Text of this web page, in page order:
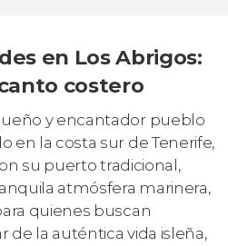
en Los Abrigos:
costero
y encantador pueblo
en la costa sur de Tenerife,
su puerto tradicional,
atmósfera marinera,
quienes buscan
de la auténtica vida isleña,